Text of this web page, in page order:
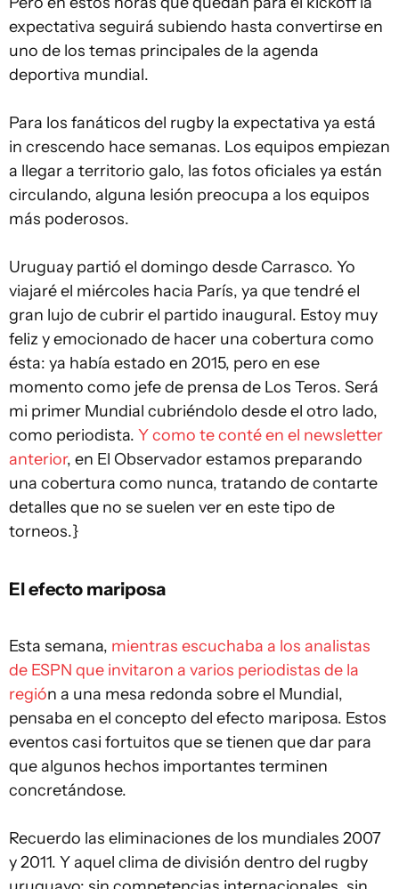
expectativa seguirá subiendo hasta convertirse en
uno de los temas principales de la agenda
deportiva mundial.
Para los fanáticos del rugby la expectativa ya está
in crescendo hace semanas. Los equipos empiezan
a llegar a territorio galo, las fotos oficiales ya están
circulando, alguna lesión preocupa a los equipos
más poderosos.
Uruguay partió el domingo desde Carrasco. Yo
viajaré el miércoles hacia París, ya que tendré el
gran lujo de cubrir el partido inaugural. Estoy muy
feliz y emocionado de hacer una cobertura como
ésta: ya había estado en 2015, pero en ese
momento como jefe de prensa de Los Teros. Será
mi primer Mundial cubriéndolo desde el otro lado,
como periodista. Y como te conté en el newsletter
anterior, en El Observador estamos preparando
una cobertura como nunca, tratando de contarte
detalles que no se suelen ver en este tipo de
torneos.}
El efecto mariposa
Esta semana, mientras escuchaba a los analistas
de ESPN que invitaron a varios periodistas de la
región a una mesa redonda sobre el Mundial,
pensaba en el concepto del efecto mariposa. Estos
eventos casi fortuitos que se tienen que dar para
que algunos hechos importantes terminen
concretándose.
Recuerdo las eliminaciones de los mundiales 2007
y 2011. Y aquel clima de división dentro del rugby